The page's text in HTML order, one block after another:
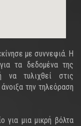
με συννεφιά. Η
τα δεδομένα της
να τυλιχθεί στις
την τηλεόραση
για μια μικρή βόλτα